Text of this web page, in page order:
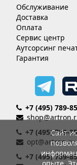
Обслуживание
Доставка
Оплата
Сервис центр
Аутсорсинг
Гарантия
+7 (495) 789-
+7 (495) 789-
opt@artron.ru
+7 (495) 789-
Сайт